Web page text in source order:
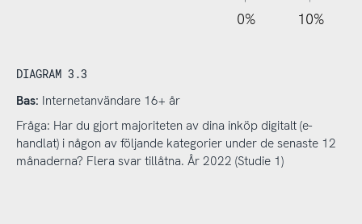
110% 10%
0%
-10%
-20%
DIAGRAM 3.3
Bas: Internetanvändare 16+ år
Fråga: Har du gjort majoriteten av dina inköp digitalt (e-
handlat) i någon av följande kategorier under de senaste 12
månaderna? Flera svar tillåtna. År 2022 (Studie 1)